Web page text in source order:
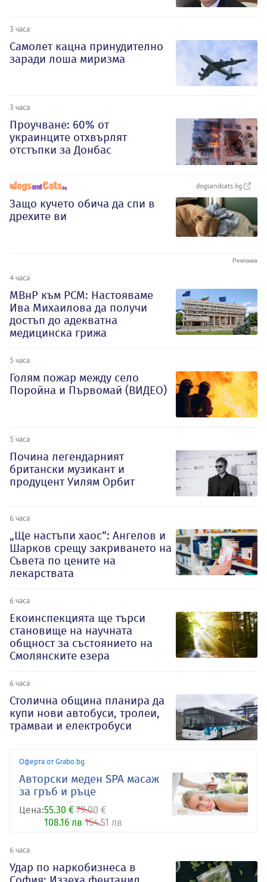
3 часа
Самолет кацна принудително
заради лоша миризма
3 часа
Проучване: 60% от
украинците отхвърлят
отстъпки за Донбас
dogsandcats.bg
Защо кучето обича да спи в
дрехите ви
4 часа
МВнР към РСМ: Настояваме
Ива Михаилова да получи
достъп до адекватна
медицинска грижа
5 часа
Голям пожар между село
Поройна и Първомай (ВИДЕО)
5 часа
Почина легендарният
британски музикант и
продуцент Уилям Орбит
6 часа
„Ще настъпи хаос“: Ангелов и
Шарков срещу закриването на
Съвета по цените на
лекарствата
6 часа
Екоинспекцията ще търси
становище на научната
общност за състоянието на
Смолянските езера
6 часа
Столична община планира да
купи нови автобуси, тролеи,
трамваи и електробуси
Оферта от Grabo.bg
Авторски меден SPA масаж
за гръб и ръце
Цена:55.30 € 79.00 €
108.16 лв 154.51 лв
6 часа
Удар по наркобизнеса в